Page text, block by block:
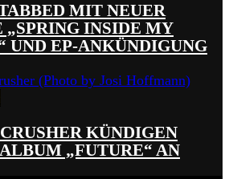
MIT NEUER
„SPRING INSIDE MY
UND EP-ANKÜNDIGUNG
KÜNDIGEN
„FUTURE“ AN